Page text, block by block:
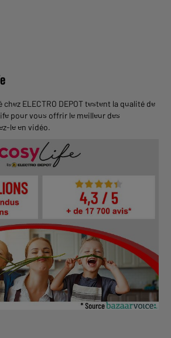
ELECTRO DEPOT testent la qualité de
pour vous offrir le meilleur des
le en vidéo.